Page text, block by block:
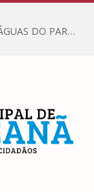
VEREADORES SE REUNÉM COM EMPRESA ÁGUAS DO PARÁ, PARA APRESENTAR REIVINDICAÇÕES E MELHORIAS NA QUALIDADE DOS SERVIÇOS OFERECIDOS Á POPULAÇÃO.